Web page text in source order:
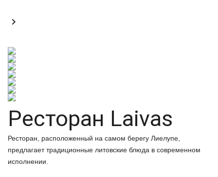

Ресторан Laivas
Ресторан, расположенный на самом берегу Лиелупе,
предлагает традиционные литовские блюда в современном
исполнении.